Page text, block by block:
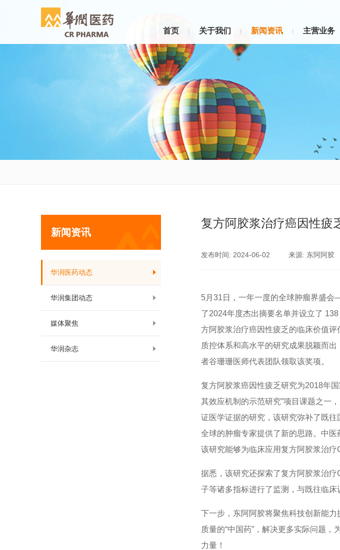
首页 关于我们 新闻资讯 主营业务
新闻资讯
华润医药动态
华润集团动态
媒体聚焦
华润杂志
复方阿胶浆治疗癌因性疲
发布时间: 2024-06-02 来源: 东阿阿胶
5月31日，一年一度的全球肿瘤界盛
了2024年度杰出摘要名单并设立了 138
方阿胶浆治疗癌因性疲乏的临床价值评
质控体系和高水平的研究成果脱颖而
者谷珊珊医师代表团队领取该奖项。
复方阿胶浆癌因性疲乏研究为2018年
其效应机制的示范研究”项目课题之一
证医学证据的研究，该研究弥补了既
全球的肿瘤专家提供了新的思路。中
该研究能够为临床应用复方阿胶浆治
据悉，该研究还探索了复方阿胶浆治
子等诸多指标进行了监测，与既往临
下一步，东阿阿胶将聚焦科技创新能
质量的“中国药”，解决更多实际问题
力量！